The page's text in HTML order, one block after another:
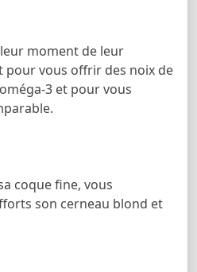
moment de leur
pour vous offrir des noix de
3 et pour vous
coque fine, vous
son cerneau blond et